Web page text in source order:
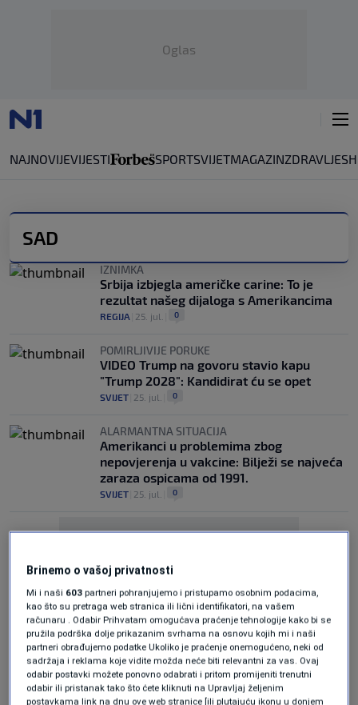
Oglas
NAJNOVIJEVIJESTI SPORTSVIJETMAGAZINZDRAVLJE
SAD
IZNIMKA
Srbija izbjegla američke carine: To je
rezultat našeg dijaloga s Amerikancima
REGIJA 25. jul. 0
POMIRLJIVIJE PORUKE
VIDEO Trump na govoru stavio kapu
"Trump 2028": Kandidirat ću se opet
SVIJET 25. jul. 0
ALARMANTNA SITUACIJA
Amerikanci u problemima zbog
nepovjerenja u vakcine: Bilježi se najveća
zaraza ospicama od 1991.
SVIJET 25. jul. 0
Oglas
Brinemo o vašoj privatnosti
Mi i naši 603 partneri pohranjujemo i pristupamo osobnim podacima,
kao što su pretraga web stranica ili lični identifikatori, na vašem
računaru . Odabir Prihvatam omogućava praćenje tehnologije kako bi se
pružila podrška dolje prikazanim svrhama na osnovu kojih mi i naši
partneri obrađujemo podatke Ukoliko je praćenje onemogućeno, neki od
sadržaja i reklama koje vidite možda neće biti relevantni za vas. Ovaj
odabir postavki možete ponovno odabrati i pritom promijeniti trenutni
odabir ili pristanak tako što ćete kliknuti na Upravljaj željenim
postavkama link na dnu ove web stranice [ili plutajuću ikonu u donjem